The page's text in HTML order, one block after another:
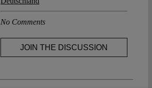
No Comments
JOIN THE DISCUSSION